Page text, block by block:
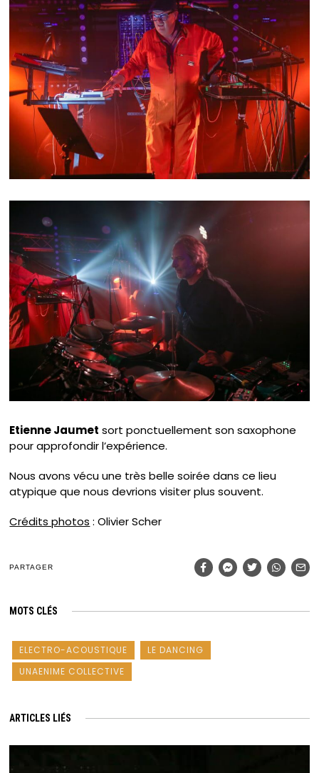
Etienne Jaumet sort ponctuellement son saxophone
pour approfondir l’expérience.
Nous avons vécu une très belle soirée dans ce lieu
atypique que nous devrions visiter plus souvent.
Crédits photos : Olivier Scher
PARTAGER
MOTS CLÉS
ELECTRO-ACOUSTIQUE
LE DANCING
UNAENIME COLLECTIVE
ARTICLES LIÉS